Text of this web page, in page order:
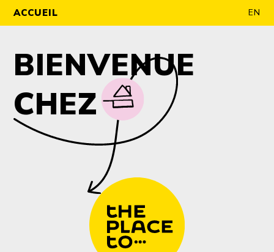
ACCUEIL EN
BIENVENUE
CHEZ